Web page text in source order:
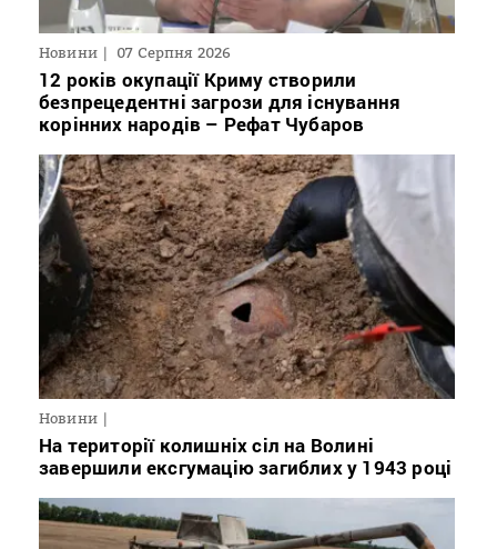
Новини 07 Серпня 2026
12 років окупації Криму створили
безпрецедентні загрози для існування
корінних народів – Рефат Чубаров
Новини
На території колишніх сіл на Волині
завершили ексгумацію загиблих у 1943 році